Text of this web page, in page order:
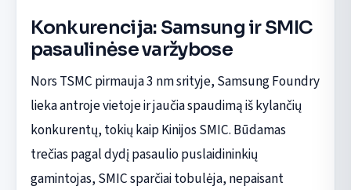
Konkurencija: Samsung ir SMIC
pasaulinėse varžybose
Nors TSMC pirmauja 3 nm srityje, Samsung Foundry
lieka antroje vietoje ir jaučia spaudimą iš kylančių
konkurentų, tokių kaip Kinijos SMIC. Būdamas
trečias pagal dydį pasaulio puslaidininkių
gamintojas, SMIC sparčiai tobulėja, nepaisant